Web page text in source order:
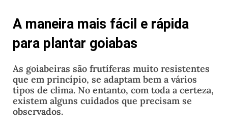
A maneira mais fácil e rápida
para plantar goiabas
As goiabeiras são frutíferas muito resistentes
que em princípio, se adaptam bem a vários
tipos de clima. No entanto, com toda a certeza,
existem alguns cuidados que precisam se
observados.